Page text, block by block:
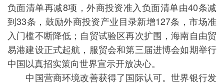
负面清单再减8项，外商投资准入负面清单由40条减
到33条，鼓励外商投资产业目录新增127条，市场准
入门槛不断降低；自贸试验区再次扩围，海南自由贸
易港建设正式起航，服贸会和第三届进博会如期举行
中国以真招实策向世界宣示开放决心。
中国营商环境改善获得了国际认可。世界银行发